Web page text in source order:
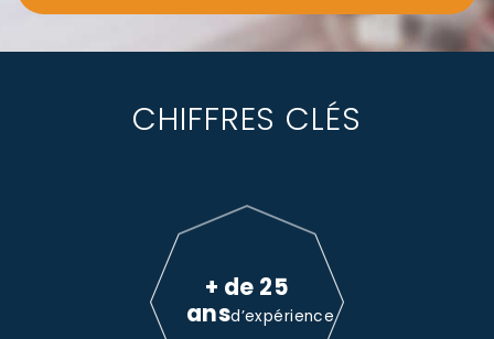
CHIFFRES CLÉS
+ de 25
ansd’expérience